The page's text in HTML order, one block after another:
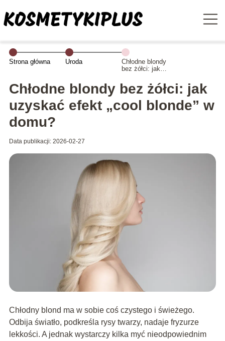
Strona główna Uroda
Chłodne blondy
bez żółci: jak
„cool blonde” w
domu?
Chłodne blondy bez żółci: jak
uzyskać efekt „cool blonde” w
domu?
Data publikacji: 2026-02-27
Chłodny blond ma w sobie coś czystego i świeżego.
Odbija światło, podkreśla rysy twarzy, nadaje fryzurze
lekkości. A jednak wystarczy kilka myć nieodpowiednim